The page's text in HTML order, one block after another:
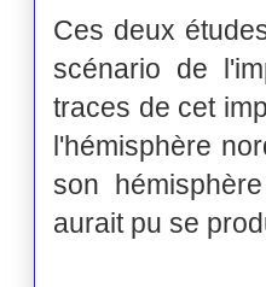
Ces deux
scénario de
traces de cet
l'hémisphère
son
aurait pu se